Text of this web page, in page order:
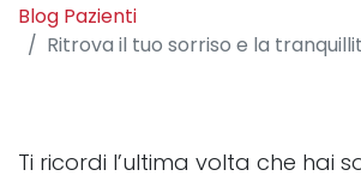
Blog Pazienti
Ritrova il tuo sorriso e la
Ti ricordi l’ultima volta che hai